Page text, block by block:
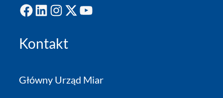
Kontakt
Główny Urząd Miar
Facebook LinkedIn Instagram X YouTube